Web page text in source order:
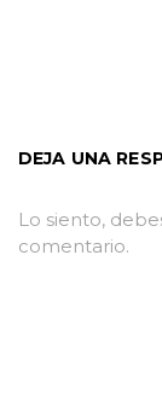
DEJA UNA
Lo siento,
comentario.